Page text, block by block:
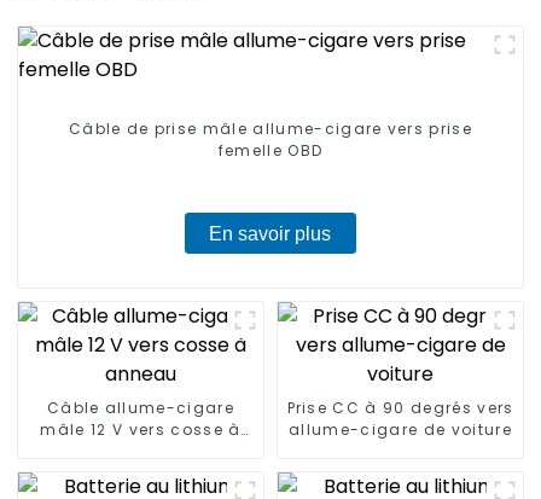
Câble de prise mâle allume-cigare vers prise
femelle OBD
En savoir plus
Câble allume-cigare
mâle 12 V vers cosse à
Prise CC à 90 degrés vers
allume-cigare de voiture